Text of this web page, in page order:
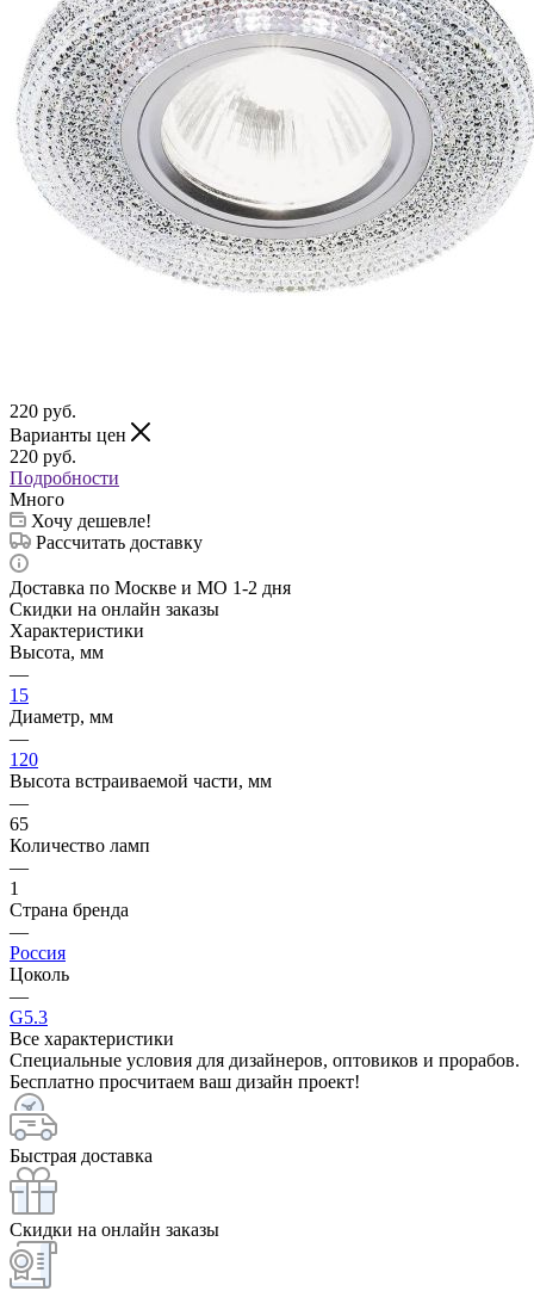
220 руб.
Варианты цен
220 руб.
Подробности
Много
Хочу дешевле!
Рассчитать доставку
Доставка по Москве и МО 1-2 дня
Скидки на онлайн заказы
Характеристики
Высота, мм
—
15
Диаметр, мм
—
120
Высота встраиваемой части, мм
—
65
Количество ламп
—
1
Страна бренда
—
Россия
Цоколь
—
G5.3
Все характеристики
Специальные условия для дизайнеров, оптовиков и прорабов.
Бесплатно просчитаем ваш дизайн проект!
Быстрая доставка
Скидки на онлайн заказы